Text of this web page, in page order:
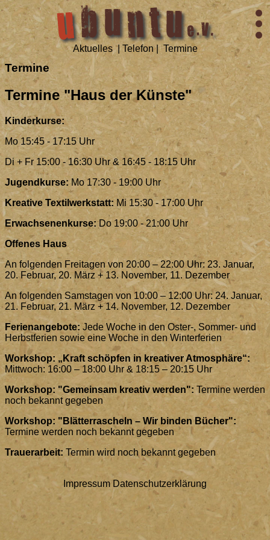
Aktuelles| Telefon| Termine
Termine
Termine "Haus der Künste"
Kinderkurse:
Mo 15:45 - 17:15 Uhr
Di + Fr 15:00 - 16:30 Uhr & 16:45 - 18:15 Uhr
Jugendkurse:Mo 17:30 - 19:00 Uhr
Kreative Textilwerkstatt: Mi 15:30 - 17:00 Uhr
Erwachsenenkurse:Do 19:00 - 21:00 Uhr
Offenes Haus
An folgenden Freitagen von 20:00 – 22:00 Uhr: 23. Januar,
20. Februar, 20. März + 13. November, 11. Dezember
An folgenden Samstagen von 10:00 – 12:00 Uhr: 24. Januar,
21. Februar, 21. März + 14. November, 12. Dezember
Ferienangebote: Jede Woche in den Oster-, Sommer- und
Herbstferien sowie eine Woche in den Winterferien
Workshop: „Kraft schöpfen in kreativer Atmosphäre“:
Mittwoch: 16:00 – 18:00 Uhr & 18:15 – 20:15 Uhr
Workshop: "Gemeinsam kreativ werden": Termine werden
noch bekannt gegeben
Workshop: "Blätterrascheln – Wir binden Bücher":
Termine werden noch bekannt gegeben
Trauerarbeit: Termin wird noch bekannt gegeben
Impressum Datenschutzerklärung